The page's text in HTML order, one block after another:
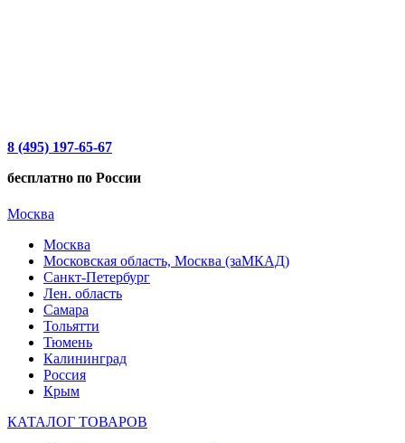
8 (495) 197-65-67
бесплатно по России
Москва
Москва
Московская область, Москва (заМКАД)
Санкт-Петербург
Лен. область
Самара
Тольятти
Тюмень
Калининград
Россия
Крым
КАТАЛОГ ТОВАРОВ